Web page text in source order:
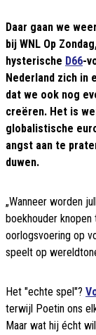
Daar gaan we
bij WNL Op
hysterische D66-
Nederland zich
dat we ook nog
creëren. Het is
globalistische
angst aan te
duwen.
„Wanneer worden
boekhouder
oorlogsvoering op
speelt op
Het "echte spel"?
terwijl Poetin ons
Maar wat hij écht